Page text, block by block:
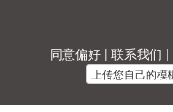
同意偏好 | 联系我们 |
上传您自己的模